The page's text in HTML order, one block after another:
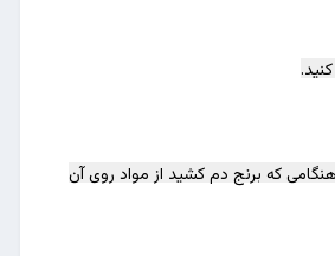
که برنج دم کشید از مواد روی آن